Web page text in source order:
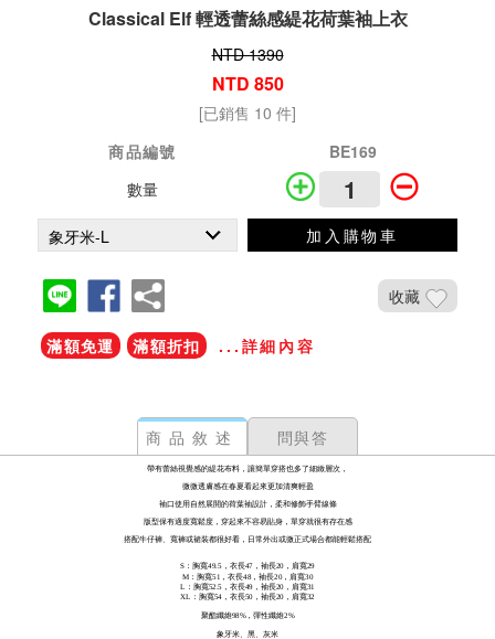
Classical Elf 輕透蕾絲感緹花荷葉袖上衣
NTD 1390
NTD 850
[已銷售 10 件]
商品編號
BE169
數量
加入購物車
收藏
滿額免運 滿額折扣 ...詳細內容
商品敘述 問與答